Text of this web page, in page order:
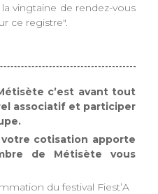
vingtaine de rendez-vous
ce registre".
c’est avant tout
associatif et participer
cotisation apporte
de Métisète vous
du festival Fiest’A